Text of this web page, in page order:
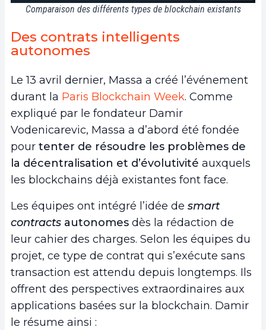
Comparaison des différents types de blockchain existants
Des contrats intelligents
autonomes
Le 13 avril dernier, Massa a créé l’événement
durant la Paris Blockchain Week. Comme
expliqué par le fondateur Damir
Vodenicarevic, Massa a d’abord été fondée
pour tenter de résoudre les problèmes de
la décentralisation et d’évolutivité auxquels
les blockchains déjà existantes font face.
Les équipes ont intégré l’idée de smart
contracts autonomes dès la rédaction de
leur cahier des charges. Selon les équipes du
projet, ce type de contrat qui s’exécute sans
transaction est attendu depuis longtemps. Ils
offrent des perspectives extraordinaires aux
applications basées sur la blockchain. Damir
le résume ainsi :